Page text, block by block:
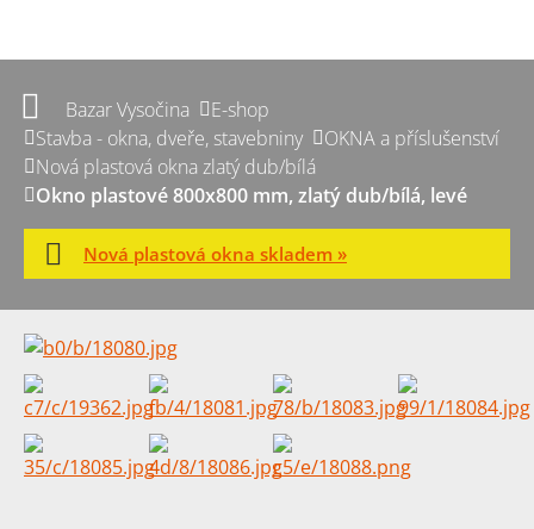
Bazar Vysočina
E-shop
Stavba - okna, dveře, stavebniny
OKNA a příslušenství
Nová plastová okna zlatý dub/bílá
Okno plastové 800x800 mm, zlatý dub/bílá, levé
Nová plastová okna skladem »